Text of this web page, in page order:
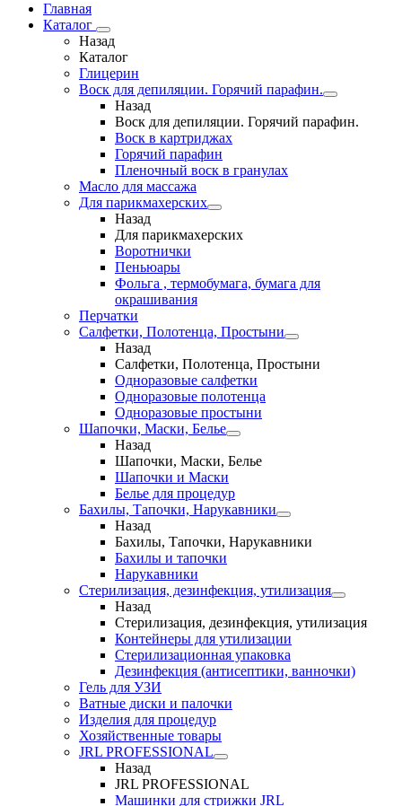
Главная
Каталог
Назад
Каталог
Глицерин
Воск для депиляции. Горячий парафин.
Назад
Воск для депиляции. Горячий парафин.
Воск в картриджах
Горячий парафин
Пленочный воск в гранулах
Масло для массажа
Для парикмахерских
Назад
Для парикмахерских
Воротнички
Пеньюары
Фольга , термобумага, бумага для
окрашивания
Перчатки
Салфетки, Полотенца, Простыни
Назад
Салфетки, Полотенца, Простыни
Одноразовые салфетки
Одноразовые полотенца
Одноразовые простыни
Шапочки, Маски, Белье
Назад
Шапочки, Маски, Белье
Шапочки и Маски
Белье для процедур
Бахилы, Тапочки, Нарукавники
Назад
Бахилы, Тапочки, Нарукавники
Бахилы и тапочки
Нарукавники
Стерилизация, дезинфекция, утилизация
Назад
Стерилизация, дезинфекция, утилизация
Контейнеры для утилизации
Стерилизационная упаковка
Дезинфекция (антисептики, ванночки)
Гель для УЗИ
Ватные диски и палочки
Изделия для процедур
Хозяйственные товары
JRL PROFESSIONAL
Назад
JRL PROFESSIONAL
Машинки для стрижки JRL